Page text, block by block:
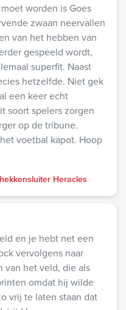
worden is Goes
zwaan neervallen
van het hebben van
gespeeld wordt,
superfit. Naast
hetzelfde. Niet gek
een keer echt
soort spelers zorgen
op de tribune.
voetbal kapot. Hoop
Heracles
en je hebt net een
vervolgens naar
van het veld, die als
omdat hij wilde
vrij te laten staan dat